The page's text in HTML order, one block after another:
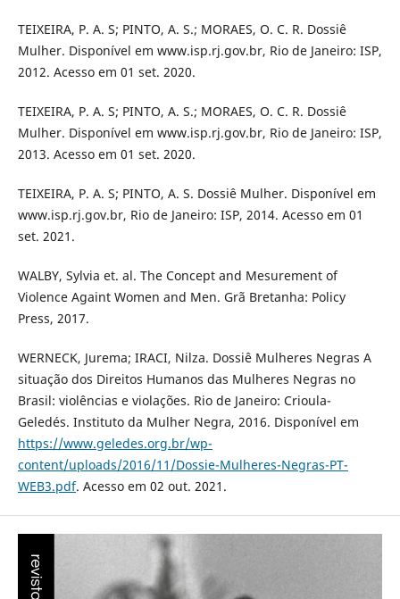
TEIXEIRA, P. A. S; PINTO, A. S.; MORAES, O. C. R. Dossiê
Mulher. Disponível em www.isp.rj.gov.br, Rio de Janeiro: ISP,
2012. Acesso em 01 set. 2020.
TEIXEIRA, P. A. S; PINTO, A. S.; MORAES, O. C. R. Dossiê
Mulher. Disponível em www.isp.rj.gov.br, Rio de Janeiro: ISP,
2013. Acesso em 01 set. 2020.
TEIXEIRA, P. A. S; PINTO, A. S. Dossiê Mulher. Disponível em
www.isp.rj.gov.br, Rio de Janeiro: ISP, 2014. Acesso em 01
set. 2021.
WALBY, Sylvia et. al. The Concept and Mesurement of
Violence Againt Women and Men. Grã Bretanha: Policy
Press, 2017.
WERNECK, Jurema; IRACI, Nilza. Dossiê Mulheres Negras A
situação dos Direitos Humanos das Mulheres Negras no
Brasil: violências e violações. Rio de Janeiro: Crioula-
Geledés. Instituto da Mulher Negra, 2016. Disponível em
https://www.geledes.org.br/wp-
content/uploads/2016/11/Dossie-Mulheres-Negras-PT-
WEB3.pdf. Acesso em 02 out. 2021.